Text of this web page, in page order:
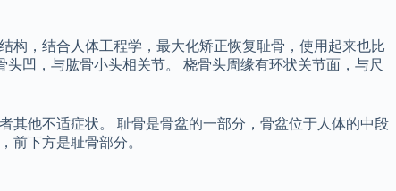
构，结合人体工程学，最大化矫正恢复耻骨，使用起来也比
凹，与肱骨小头相关节。 桡骨头周缘有环状关节面，与尺
其他不适症状。 耻骨是骨盆的一部分，骨盆位于人体的中段
前下方是耻骨部分。